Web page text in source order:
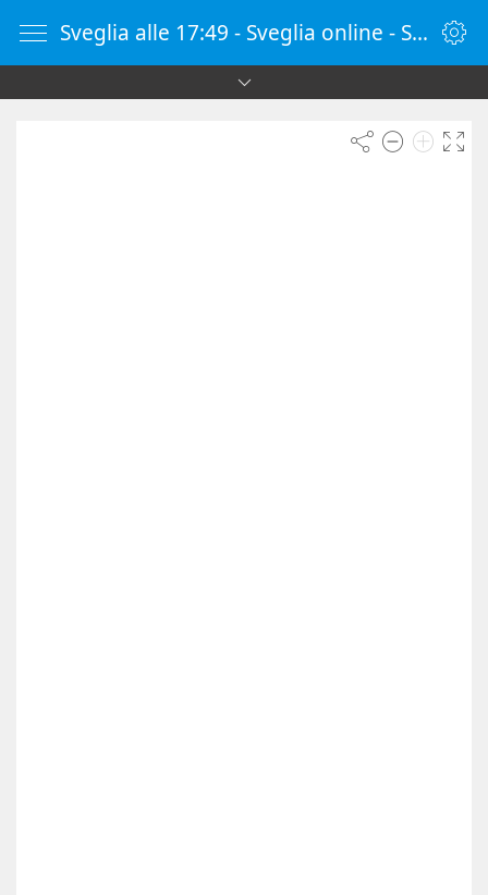
Sveglia alle 17:49 - Sveglia online - SvegliaOnline.it